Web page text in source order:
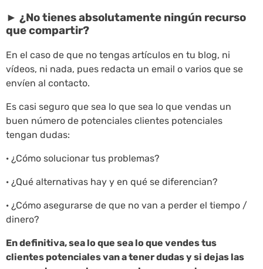
► ¿No tienes absolutamente ningún recurso
que compartir?
En el caso de que no tengas artículos en tu blog, ni
vídeos, ni nada, pues redacta un email o varios que se
envíen al contacto.
Es casi seguro que sea lo que sea lo que vendas un
buen número de potenciales clientes potenciales
tengan dudas:
· ¿Cómo solucionar tus problemas?
· ¿Qué alternativas hay y en qué se diferencian?
· ¿Cómo asegurarse de que no van a perder el tiempo /
dinero?
En definitiva, sea lo que sea lo que vendes tus
clientes potenciales van a tener dudas y si dejas las